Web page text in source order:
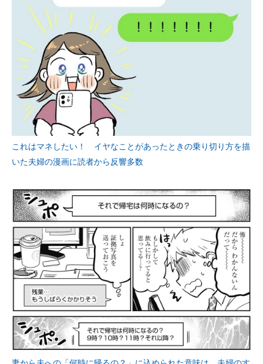
これはマネしたい！ イヤなことがあったときの乗り切り方を描
いた夫婦の漫画に読者から反響多数